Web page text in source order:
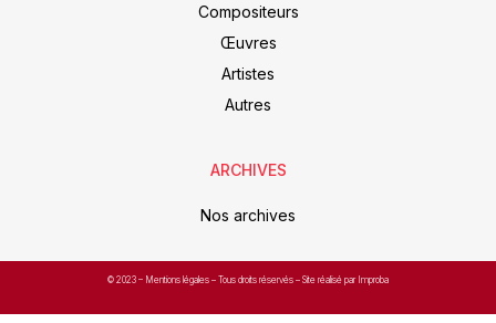
Compositeurs
Œuvres
Artistes
Autres
ARCHIVES
Nos archives
© 2023 – Mentions légales – Tous droits réservés – Site réalisé par Improba